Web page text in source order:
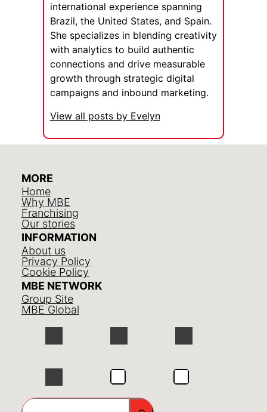
international experience spanning
Brazil, the United States, and Spain.
She specializes in blending creativity
with analytics to build authentic
connections and drive measurable
growth through strategic digital
campaigns and inbound marketing.
View all posts by Evelyn
MORE
Home
Why MBE
Franchising
Our stories
INFORMATION
About us
Privacy Policy
Cookie Policy
MBE NETWORK
Group Site
MBE Global
GO